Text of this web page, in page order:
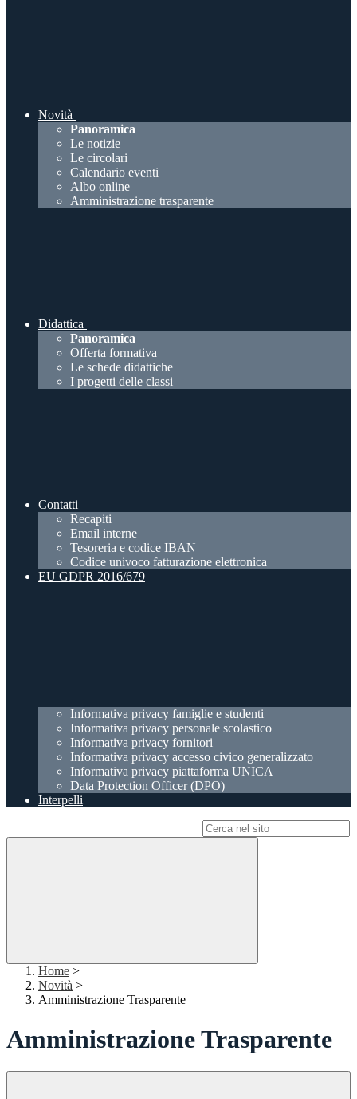
Novità
Panoramica
Le notizie
Le circolari
Calendario eventi
Albo online
Amministrazione trasparente
Didattica
Panoramica
Offerta formativa
Le schede didattiche
I progetti delle classi
Contatti
Recapiti
Email interne
Tesoreria e codice IBAN
Codice univoco fatturazione elettronica
EU GDPR 2016/679
Informativa privacy famiglie e studenti
Informativa privacy personale scolastico
Informativa privacy fornitori
Informativa privacy accesso civico generalizzato
Informativa privacy piattaforma UNICA
Data Protection Officer (DPO)
Interpelli
Home >
Novità >
Amministrazione Trasparente
Amministrazione Trasparente